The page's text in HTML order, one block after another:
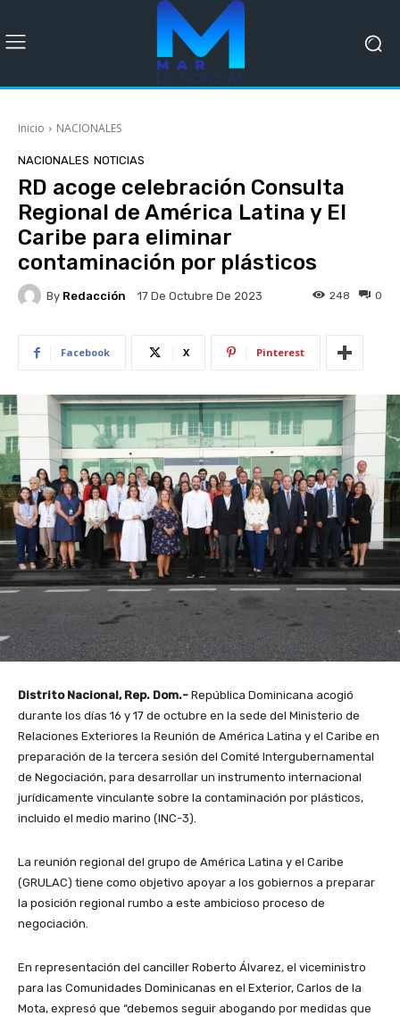
Inicio NACIONALES
NACIONALES NOTICIAS
RD acoge celebración Consulta
Regional de América Latina y El
Caribe para eliminar
contaminación por plásticos
By Redacción 17 De Octubre De 2023 0
248
Facebook X Pinterest
Distrito Nacional, Rep. Dom.- República Dominicana acogió
durante los días 16 y 17 de octubre en la sede del Ministerio de
Relaciones Exteriores la Reunión de América Latina y el Caribe en
preparación de la tercera sesión del Comité Intergubernamental
de Negociación, para desarrollar un instrumento internacional
jurídicamente vinculante sobre la contaminación por plásticos,
incluido el medio marino (INC-3).
La reunión regional del grupo de América Latina y el Caribe
(GRULAC) tiene como objetivo apoyar a los gobiernos a preparar
la posición regional rumbo a este ambicioso proceso de
negociación.
En representación del canciller Roberto Álvarez, el viceministro
para las Comunidades Dominicanas en el Exterior, Carlos de la
Mota, expresó que “debemos seguir abogando por medidas que